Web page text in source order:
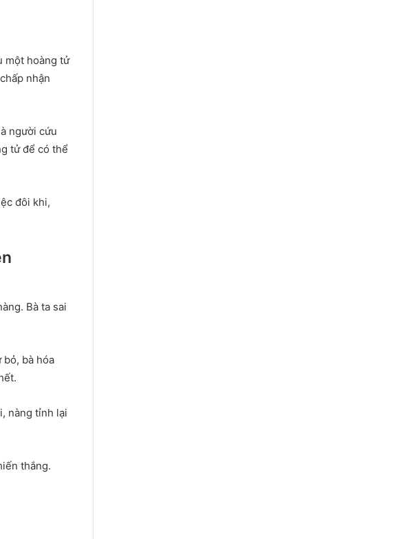
một hoàng tử
nhận
người cứu
tử để có thể
đôi khi,
Bà ta sai
bỏ, bà hóa
nàng tỉnh lại
thắng.